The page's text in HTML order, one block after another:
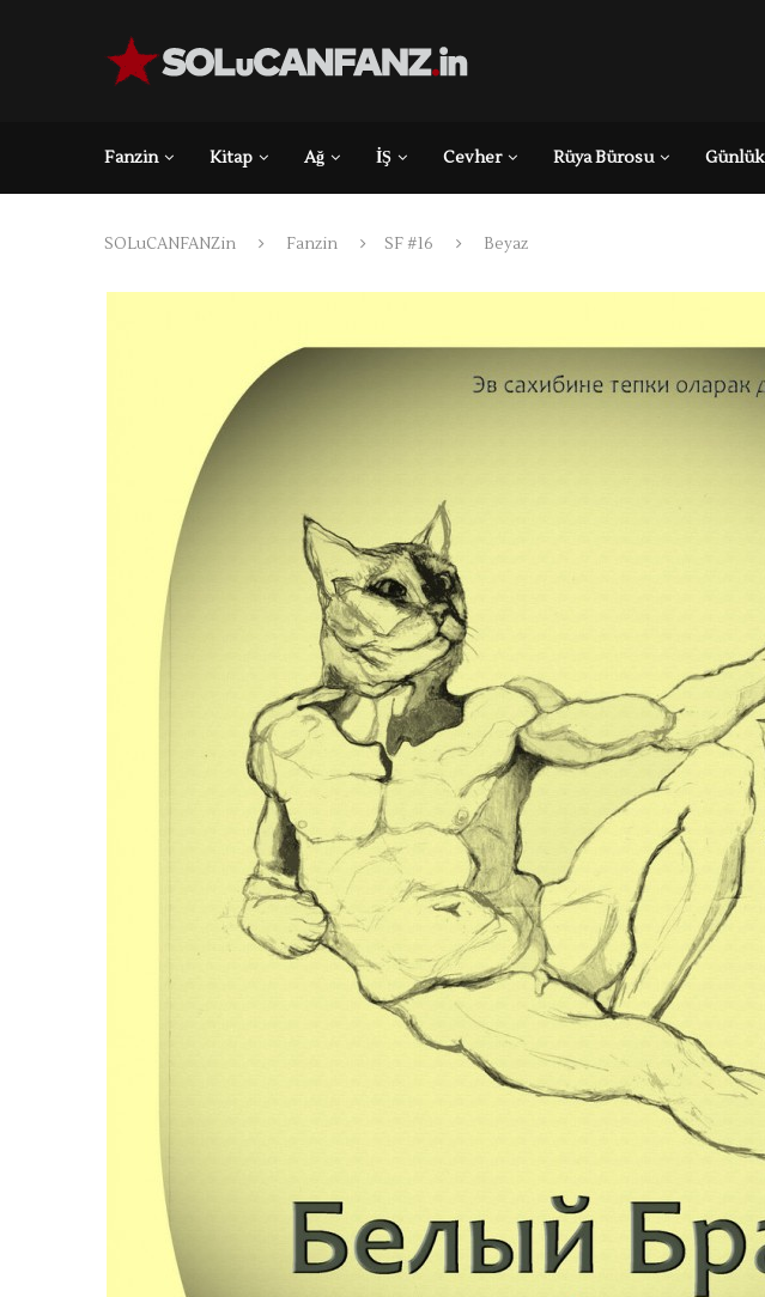
Fanzin Kitap Ağ İŞ Cevher Rüya Bürosu Günlük
SOLuCANFANZin Fanzin SF #16 Beyaz